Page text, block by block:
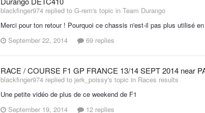
blackfinger974 replied to G-rem's topic in Team Durango
Merci pour ton retour ! Pourquoi ce chassis n'est-il pas plus utilisé
September 22, 2014
69 replies
RACE / COURSE F1 GP FRANCE 13/14 SEPT 2014 near
blackfinger974 replied to jerk_poissy's topic in Races results
Une petite vidéo de plus de ce weekend de F1
September 19, 2014
12 replies